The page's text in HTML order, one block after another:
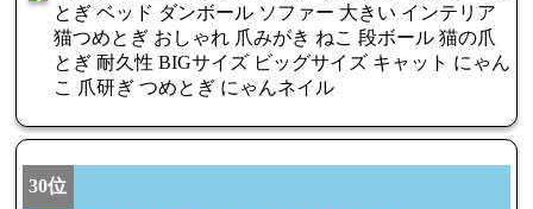
とぎ ベッド ダンボール ソファー 大きい インテリア
猫つめとぎ おしゃれ 爪みがき ねこ 段ボール 猫の爪
とぎ 耐久性 BIGサイズ ビッグサイズ キャット にゃん
こ 爪研ぎ つめとぎ にゃんネイル
30位